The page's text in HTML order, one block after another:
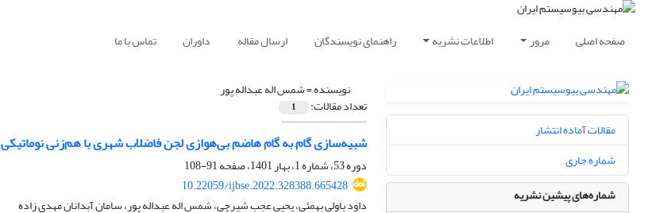
صفحه اصلی مرور اطلاعات نشریه راهنمای نویسندگان ارسال مقاله داوران تماس با ما
نویسنده =شمس اله عبداله پور
تعداد مقالات: 1
شبیه‌سازی گام به گام هاضم بی‌هوازی لجن فاضلاب شهری با هم‌زنی نوماتیکی
دوره 53، شماره 1، بهار 1401، صفحه
91-108
10.22059/ijbse.2022.328388.665428
داود باولی بهمئی، یحیی عجب شیرچی، شمس اله عبداله پور، سامان آبدانان مهدی زاده
مقالات آماده انتشار
شماره جاری
شماره‌های پیشین نشریه